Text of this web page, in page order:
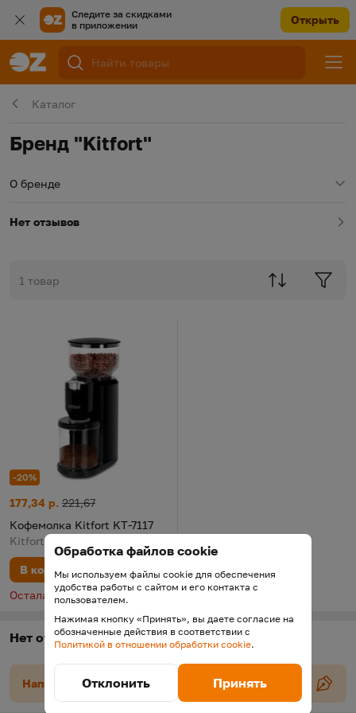
Следите за скидками
в приложении
Открыть
Каталог
Бренд "Kitfort"
О бренде
Нет отзывов
1 товар
-20%
Кофемолка Kitfort KT-7117
Цена:
177,34 р.
Старая цена:
221,67
Кофемолка Kitfort KT-7117
Kitfort
В корзину
Осталась 1 шт.
Нет отзывов
Напишите отзыв о производителе
Обработка файлов cookie
Мы используем файлы cookie для обеспечения
удобства работы с сайтом и его контакта с
пользователем.
Нажимая кнопку «Принять», вы даете согласие на
обозначенные действия в соответствии с
Политикой в отношении обработки cookie.
Отклонить Принять